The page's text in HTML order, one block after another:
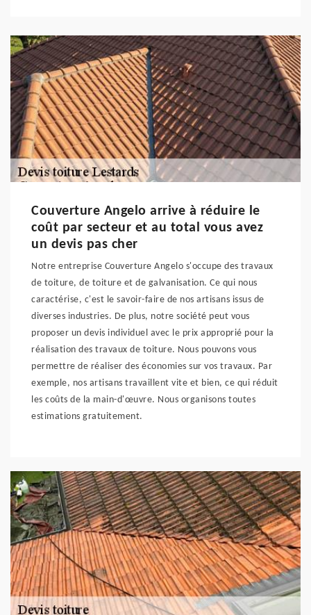
Couverture Angelo arrive à réduire le
coût par secteur et au total vous avez
un devis pas cher
Notre entreprise Couverture Angelo s'occupe des travaux
de toiture, de toiture et de galvanisation. Ce qui nous
caractérise, c'est le savoir-faire de nos artisans issus de
diverses industries. De plus, notre société peut vous
proposer un devis individuel avec le prix approprié pour la
réalisation des travaux de toiture. Nous pouvons vous
permettre de réaliser des économies sur vos travaux. Par
exemple, nos artisans travaillent vite et bien, ce qui réduit
les coûts de la main-d'œuvre. Nous organisons toutes
estimations gratuitement.